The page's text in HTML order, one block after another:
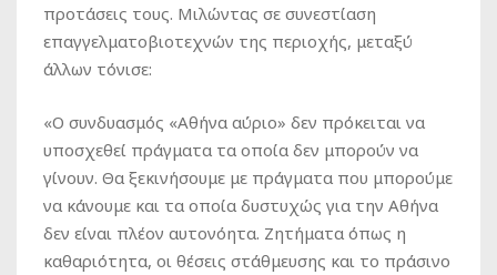
προτάσεις τους. Μιλώντας σε συνεστίαση
επαγγελματοβιοτεχνών της περιοχής, μεταξύ
άλλων τόνισε:
«Ο συνδυασμός «Αθήνα αύριο» δεν πρόκειται να
υποσχεθεί πράγματα τα οποία δεν μπορούν να
γίνουν. Θα ξεκινήσουμε με πράγματα που μπορούμε
να κάνουμε και τα οποία δυστυχώς για την Αθήνα
δεν είναι πλέον αυτονόητα. Ζητήματα όπως η
καθαριότητα, οι θέσεις στάθμευσης και το πράσινο